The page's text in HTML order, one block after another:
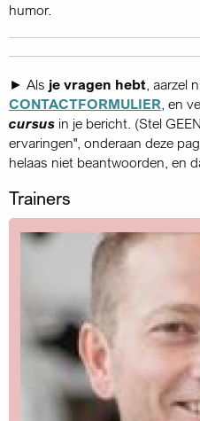
humor.
► Als je vragen hebt, aarzel
CONTACTFORMULIER, en
cursus in je bericht. (Stel
ervaringen", onderaan deze
helaas niet beantwoorden, en
Trainers